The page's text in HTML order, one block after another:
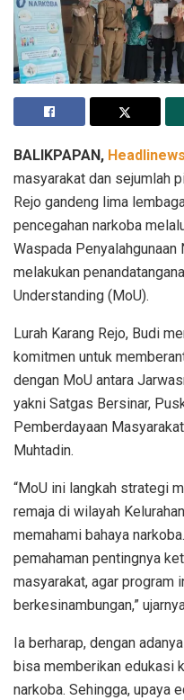
BALIKPAPAN,
masyarakat dan sejumlah
Rejo gandeng lima
pencegahan narkoba
Waspada
melakukan
Understanding (MoU).
Lurah Karang Rejo, Budi
komitmen untuk
dengan MoU antara
yakni Satgas Bersinar,
Pemberdayaan
Muhtadin.
“MoU ini langkah strategi
remaja di wilayah
memahami bahaya
pemahaman pentingnya
masyarakat, agar program
berkesinambungan,”
Ia berharap, dengan
bisa memberikan edukasi
narkoba. Sehingga, upaya